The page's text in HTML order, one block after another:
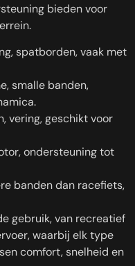
bieden voor
spatborden, vaak met
smalle banden,
vering, geschikt voor
ondersteuning tot
banden dan racefiets,
gebruik, van recreatief
waarbij elk type
comfort, snelheid en